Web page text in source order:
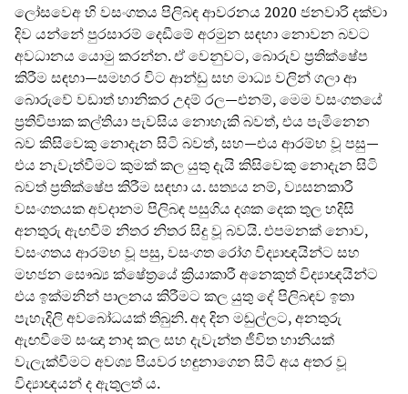
ලෝසවෙඅ හි වසංගතය පිලිබඳ ආවරනය 2020 ජනවාරි දක්වා
දිව යන්නේ පුරසාරම් දෙඩීමේ අරමුන සඳහා නොවන බවට
අවධානය යොමු කරන්න. ඒ වෙනුවට, බොරුව ප්‍රතික්ෂේප
කිරීම සඳහා—සමහර විට ආන්ඩු සහ මාධ්‍ය වලින් ගලා ආ
බොරුවේ වඩාත් හානිකර උදම් රල—එනම්, මෙම වසංගතයේ
ප්‍රතිවිපාක කල්තියා පැවසිය නොහැකි බවත්, එය පැමිනෙන
බව කිසිවෙකු නොදැන සිටි බවත්, සහ—එය ආරම්භ වූ පසු—
එය නැවැත්වීමට කුමක් කල යුතු දැයි කිසිවෙකු නොදැන සිටි
බවත් ප්‍රතික්ෂේප කිරීම සඳහා ය. සත්‍යය නම්, ව්‍යසනකාරී
වසංගතයක අවදානම පිලිබඳ පසුගිය දශක දෙක තුල හදිසි
අනතුරු ඇඟවීම් නිතර නිතර සිදු වූ බවයි. එපමනක් නොව,
වසංගතය ආරම්භ වූ පසු, වසංගත රෝග විද්‍යාඥයින්ට සහ
මහජන සෞඛ්‍ය ක්ෂේත්‍රයේ ක්‍රියාකාරී අනෙකුත් විද්‍යාඥයින්ට
එය ඉක්මනින් පාලනය කිරීමට කල යුතු දේ පිලිබඳව ඉතා
පැහැදිලි අවබෝධයක් තිබුනි. අද දින මඬුල්ලට, අනතුරු
ඇඟවීමේ සංඤා නාද කල සහ දැවැන්ත ජීවිත හානියක්
වැලැක්වීමට අවශ්‍ය පියවර හඳුනාගෙන සිටි අය අතර වූ
විද්‍යාඥයන් ද ඇතුලත් ය.